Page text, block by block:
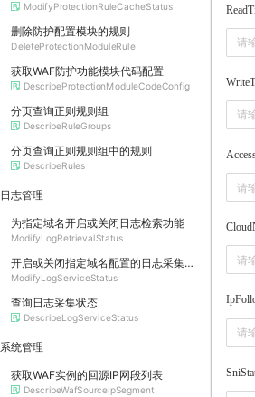
ModifyProtectionRuleCacheStatus
删除防护配置模块的规则
DeleteProtectionModuleRule
获取WAF防护功能模块代码配置
DescribeProtectionModuleCodeConfig
分页查询正则规则组
DescribeRuleGroups
分页查询正则规则组中的规则
DescribeRules
日志管理
为指定域名开启或关闭日志检索功能
ModifyLogRetrievalStatus
开启或关闭指定域名配置的日志采集功能
ModifyLogServiceStatus
查询日志采集状态
DescribeLogServiceStatus
系统管理
获取WAF实例的回源IP网段列表
DescribeWafSourceIpSegment